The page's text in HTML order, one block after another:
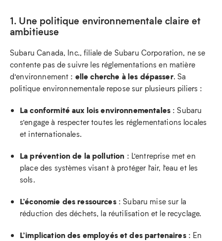
1. Une politique environnementale claire et
ambitieuse
Subaru Canada, Inc., filiale de Subaru Corporation, ne se
contente pas de suivre les réglementations en matière
d’environnement : elle cherche à les dépasser. Sa
politique environnementale repose sur plusieurs piliers :
La conformité aux lois environnementales : Subaru
s’engage à respecter toutes les réglementations locales
et internationales.
La prévention de la pollution : L’entreprise met en
place des systèmes visant à protéger l’air, l’eau et les
sols.
L’économie des ressources: Subaru mise sur la
réduction des déchets, la réutilisation et le recyclage.
L’implication des employés et des partenaires: En